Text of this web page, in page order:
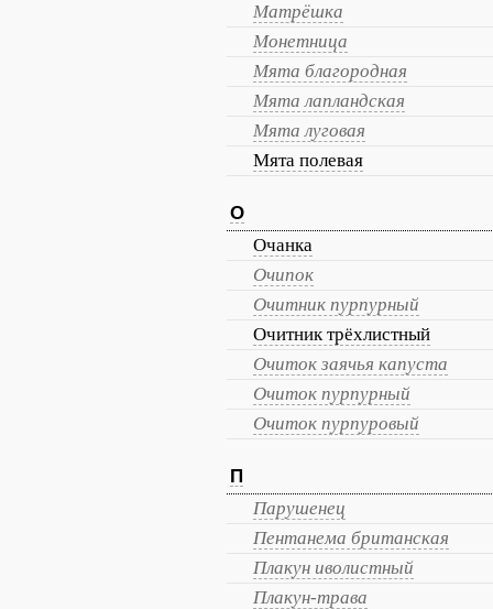
Матрёшка
Монетница
Мята благородная
Мята лапландская
Мята луговая
Мята полевая
О
Очанка
Очипок
Очитник пурпурный
Очитник трёхлистный
Очиток заячья капуста
Очиток пурпурный
Очиток пурпуровый
П
Парушенец
Пентанема британская
Плакун иволистный
Плакун-трава